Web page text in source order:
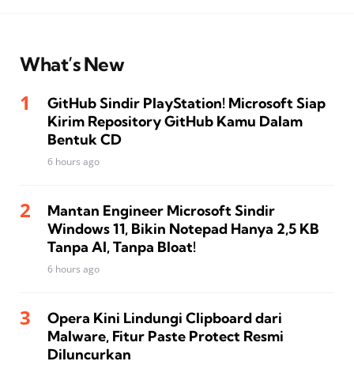
What’s New
GitHub Sindir PlayStation! Microsoft Siap
Kirim Repository GitHub Kamu Dalam
Bentuk CD
6 hours ago
Mantan Engineer Microsoft Sindir
Windows 11, Bikin Notepad Hanya 2,5 KB
Tanpa AI, Tanpa Bloat!
6 hours ago
Opera Kini Lindungi Clipboard dari
Malware, Fitur Paste Protect Resmi
Diluncurkan